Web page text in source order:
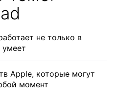
не только в
умеет
Apple, которые могут
момент